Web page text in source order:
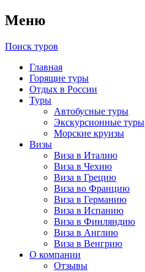
Меню
Поиск туров
Главная
Горящие туры
Отдых в России
Туры
Автобусные туры
Экскурсионные туры
Морские круизы
Визы
Виза в Италию
Виза в Чехию
Виза в Грецию
Виза во Францию
Виза в Германию
Виза в Испанию
Виза в Финляндию
Виза в Англию
Виза в Венгрию
О компании
Отзывы